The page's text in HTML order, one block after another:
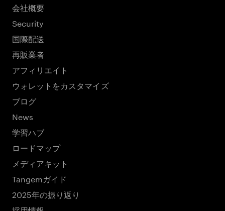
会社概要
Security
国際配送
再販業者
アフィリエイト
ウォレットをカスタマイズ
ブログ
News
学習ハブ
ロードマップ
メディアキット
Tangemガイド
2025年の振り返り